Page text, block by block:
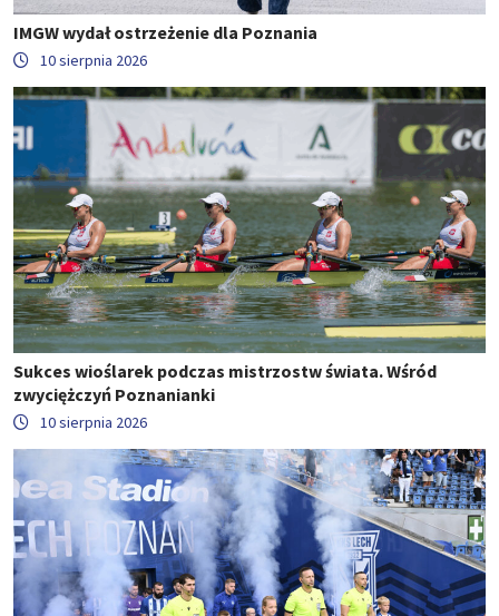
IMGW wydał ostrzeżenie dla Poznania
10 sierpnia 2026
Sukces wioślarek podczas mistrzostw świata. Wśród
zwyciężczyń Poznanianki
10 sierpnia 2026